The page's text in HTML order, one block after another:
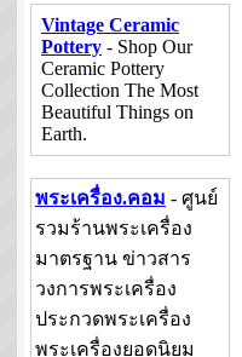
Vintage Ceramic
Pottery - Shop Our
Ceramic Pottery
Collection The Most
Beautiful Things on
Earth.
พระเครื่อง.คอม - ศูนย์
รวมร้านพระเครื่อง
มาตรฐาน ข่าวสาร
วงการพระเครื่อง
ประกวดพระเครื่อง
พระเครื่องยอดนิยม